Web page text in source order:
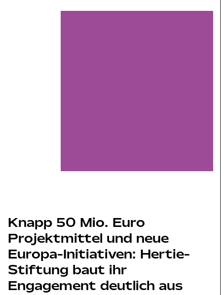
Knapp 50 Mio. Euro
Projektmittel und neue
Europa-Initiativen: Hertie-
Stiftung baut ihr
Engagement deutlich aus